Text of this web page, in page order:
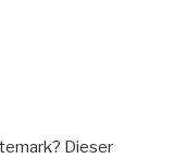
Dieser